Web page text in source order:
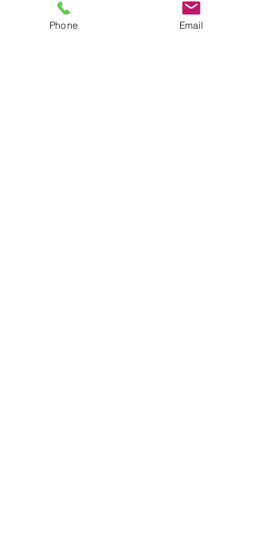
▼△▼△▼△▼△▼△▼△▼△▼△▼
Phone Email